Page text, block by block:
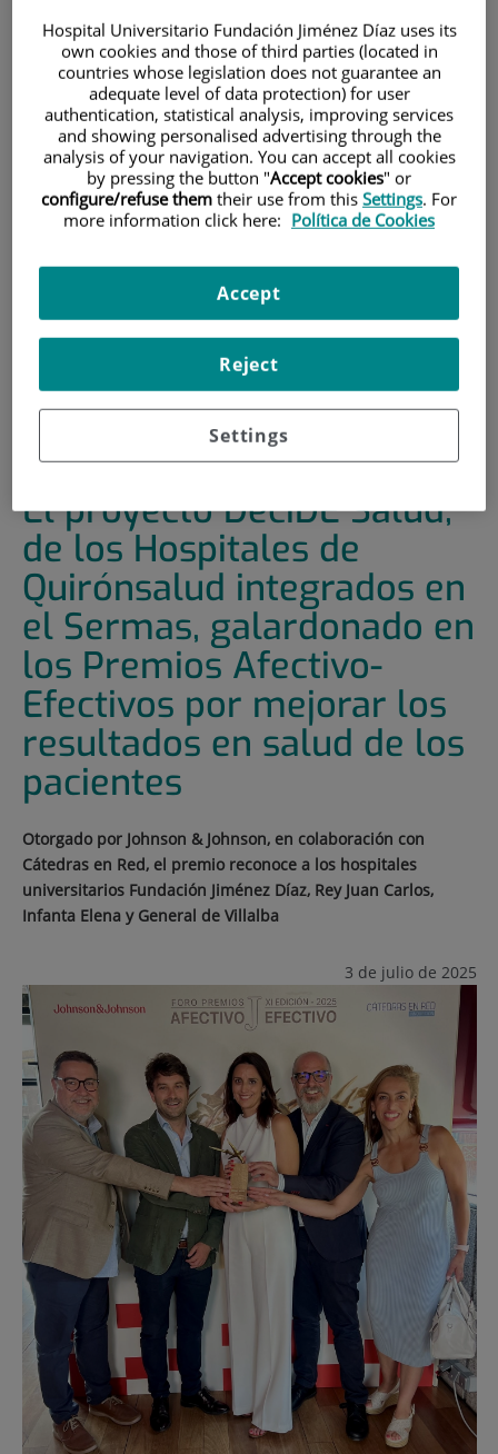
Docencia
Teléfono de atención al usuario
900 301 013
|ACTUALIDAD
|EL PROYECTO DECIDE SALUD, DE LOS HOSPITALES DE
QUIRÓNSALUD INTEGRADOS EN EL SERMAS,
GALARDONADO EN LOS PREMIOS AFECTIVO-EFECTIVOS
POR MEJORAR LOS RESULTADOS EN SALUD DE LOS
El proyecto DeciDE Salud,
de los Hospitales de
Quirónsalud integrados en
el Sermas, galardonado en
los Premios Afectivo-
Efectivos por mejorar los
resultados en salud de los
pacientes
Otorgado por Johnson & Johnson, en colaboración con
Cátedras en Red, el premio reconoce a los hospitales
universitarios Fundación Jiménez Díaz, Rey Juan Carlos,
Infanta Elena y General de Villalba
3 de julio de 2025
Hospital Universitario Fundación Jiménez Díaz uses its
own cookies and those of third parties (located in
countries whose legislation does not guarantee an
adequate level of data protection) for user
authentication, statistical analysis, improving services
and showing personalised advertising through the
analysis of your navigation. You can accept all cookies
by pressing the button "Accept cookies" or
configure/refuse them their use from this Settings. For
more information click here: Política de Cookies
Settings
Reject
Accept